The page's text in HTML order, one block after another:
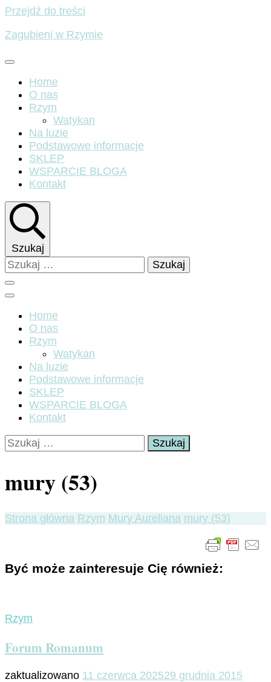
Przejdź do treści
Zagubieni w Rzymie
Home
O nas
Rzym
Watykan
Na luzie
Podstawowe informacje
SKLEP
WSPARCIE BLOGA
Kontakt
Szukaj
Szukaj:
Home
O nas
Rzym
Watykan
Na luzie
Podstawowe informacje
SKLEP
WSPARCIE BLOGA
Kontakt
Szukaj:
mury (53)
Strona główna Rzym Mury Aureliana mury (53)
Być może zainteresuje Cię również:
Rzym
Forum Romanum
zaktualizowano 11 czerwca 202529 grudnia 2015